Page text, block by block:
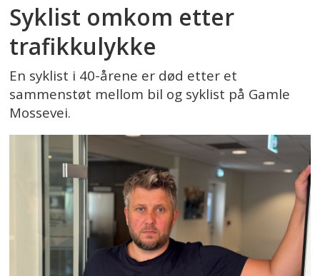
Syklist omkom etter
trafikkulykke
En syklist i 40-årene er død etter et
sammenstøt mellom bil og syklist på Gamle
Mossevei.